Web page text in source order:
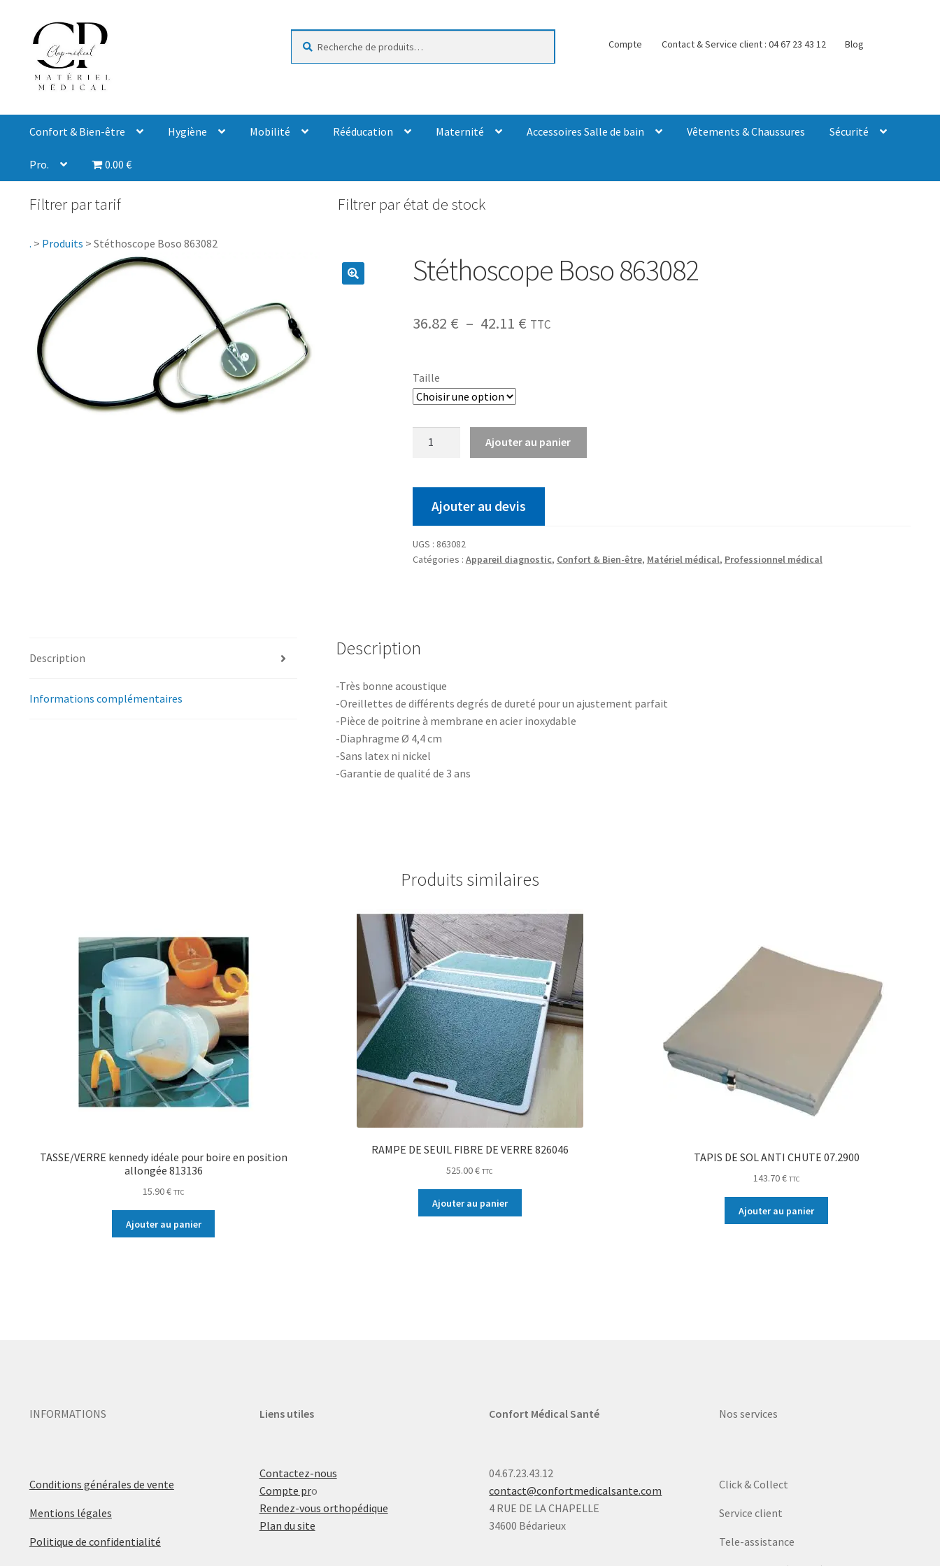
Compte Contact & Service client : 04 67 23 43 12 Blog
Confort & Bien-être Hygiène Mobilité Rééducation Maternité Accessoires Salle de bain Vêtements & Chaussures Sécurité
Pro. 0.00 €
Filtrer par tarif Filtrer par état de stock
. > Produits > Stéthoscope Boso 863082
Stéthoscope Boso 863082
36.82 € – 42.11 € TTC
Taille
Ajouter au panier
Ajouter au devis
UGS : 863082
Catégories : Appareil diagnostic, Confort & Bien-être, Matériel médical, Professionnel médical
Description
Informations complémentaires
Description
-Très bonne acoustique
-Oreillettes de différents degrés de dureté pour un ajustement parfait
-Pièce de poitrine à membrane en acier inoxydable
-Diaphragme Ø 4,4 cm
-Sans latex ni nickel
-Garantie de qualité de 3 ans
Produits similaires
TASSE/VERRE kennedy idéale pour boire en position
allongée 813136
15.90€ TTC
Ajouter au panier
RAMPE DE SEUIL FIBRE DE VERRE 826046
525.00€ TTC
Ajouter au panier
TAPIS DE SOL ANTI CHUTE 07.2900
143.70€ TTC
Ajouter au panier
INFORMATIONS
Conditions générales de vente
Mentions légales
Politique de confidentialité
Liens utiles
Contactez-nous
Compte pro
Rendez-vous orthopédique
Plan du site
Confort Médical Santé
04.67.23.43.12
contact@confortmedicalsante.com
4 RUE DE LA CHAPELLE
34600 Bédarieux
Nos services
Click & Collect
Service client
Tele-assistance